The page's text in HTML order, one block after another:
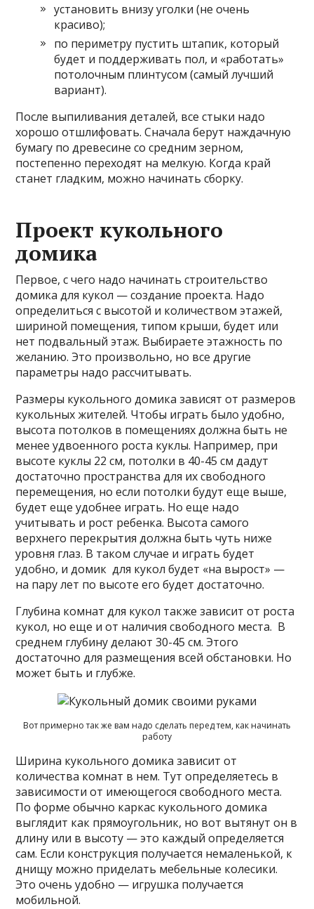
установить внизу уголки (не очень
красиво);
по периметру пустить штапик, который
будет и поддерживать пол, и «работать»
потолочным плинтусом (самый лучший
вариант).
После выпиливания деталей, все стыки надо
хорошо отшлифовать. Сначала берут наждачную
бумагу по древесине со средним зерном,
постепенно переходят на мелкую. Когда край
станет гладким, можно начинать сборку.
Проект кукольного
домика
Первое, с чего надо начинать строительство
домика для кукол — создание проекта. Надо
определиться с высотой и количеством этажей,
шириной помещения, типом крыши, будет или
нет подвальный этаж. Выбираете этажность по
желанию. Это произвольно, но все другие
параметры надо рассчитывать.
Размеры кукольного домика зависят от размеров
кукольных жителей. Чтобы играть было удобно,
высота потолков в помещениях должна быть не
менее удвоенного роста куклы. Например, при
высоте куклы 22 см, потолки в 40-45 см дадут
достаточно пространства для их свободного
перемещения, но если потолки будут еще выше,
будет еще удобнее играть. Но еще надо
учитывать и рост ребенка. Высота самого
верхнего перекрытия должна быть чуть ниже
уровня глаз. В таком случае и играть будет
удобно, и домик для кукол будет «на вырост» —
на пару лет по высоте его будет достаточно.
Глубина комнат для кукол также зависит от роста
кукол, но еще и от наличия свободного места. В
среднем глубину делают 30-45 см. Этого
достаточно для размещения всей обстановки. Но
может быть и глубже.
Вот примерно так же вам надо сделать перед тем, как начинать
работу
Ширина кукольного домика зависит от
количества комнат в нем. Тут определяетесь в
зависимости от имеющегося свободного места.
По форме обычно каркас кукольного домика
выглядит как прямоугольник, но вот вытянут он в
длину или в высоту — это каждый определяется
сам. Если конструкция получается немаленькой, к
днищу можно приделать мебельные колесики.
Это очень удобно — игрушка получается
мобильной.